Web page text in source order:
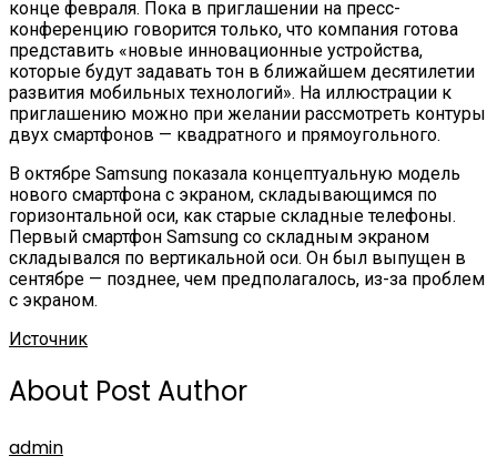
конце февраля. Пока в приглашении на пресс-
конференцию говорится только, что компания готова
представить «новые инновационные устройства,
которые будут задавать тон в ближайшем десятилетии
развития мобильных технологий». На иллюстрации к
приглашению можно при желании рассмотреть контуры
двух смартфонов — квадратного и прямоугольного.
В октябре Samsung показала концептуальную модель
нового смартфона с экраном, складывающимся по
горизонтальной оси, как старые складные телефоны.
Первый смартфон Samsung со складным экраном
складывался по вертикальной оси. Он был выпущен в
сентябре — позднее, чем предполагалось, из-за проблем
с экраном.
Источник
About Post Author
admin